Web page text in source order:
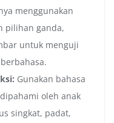
menggunakan
pilihan ganda,
untuk menguji
Gunakan bahasa
oleh anak
singkat, padat,